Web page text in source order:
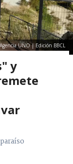
UNO | Edición BBCL
y